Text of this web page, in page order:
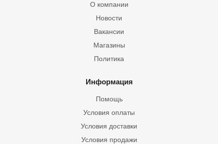
О компании
Новости
Вакансии
Магазины
Политика
Информация
Помощь
Условия оплаты
Условия доставки
Условия продажи